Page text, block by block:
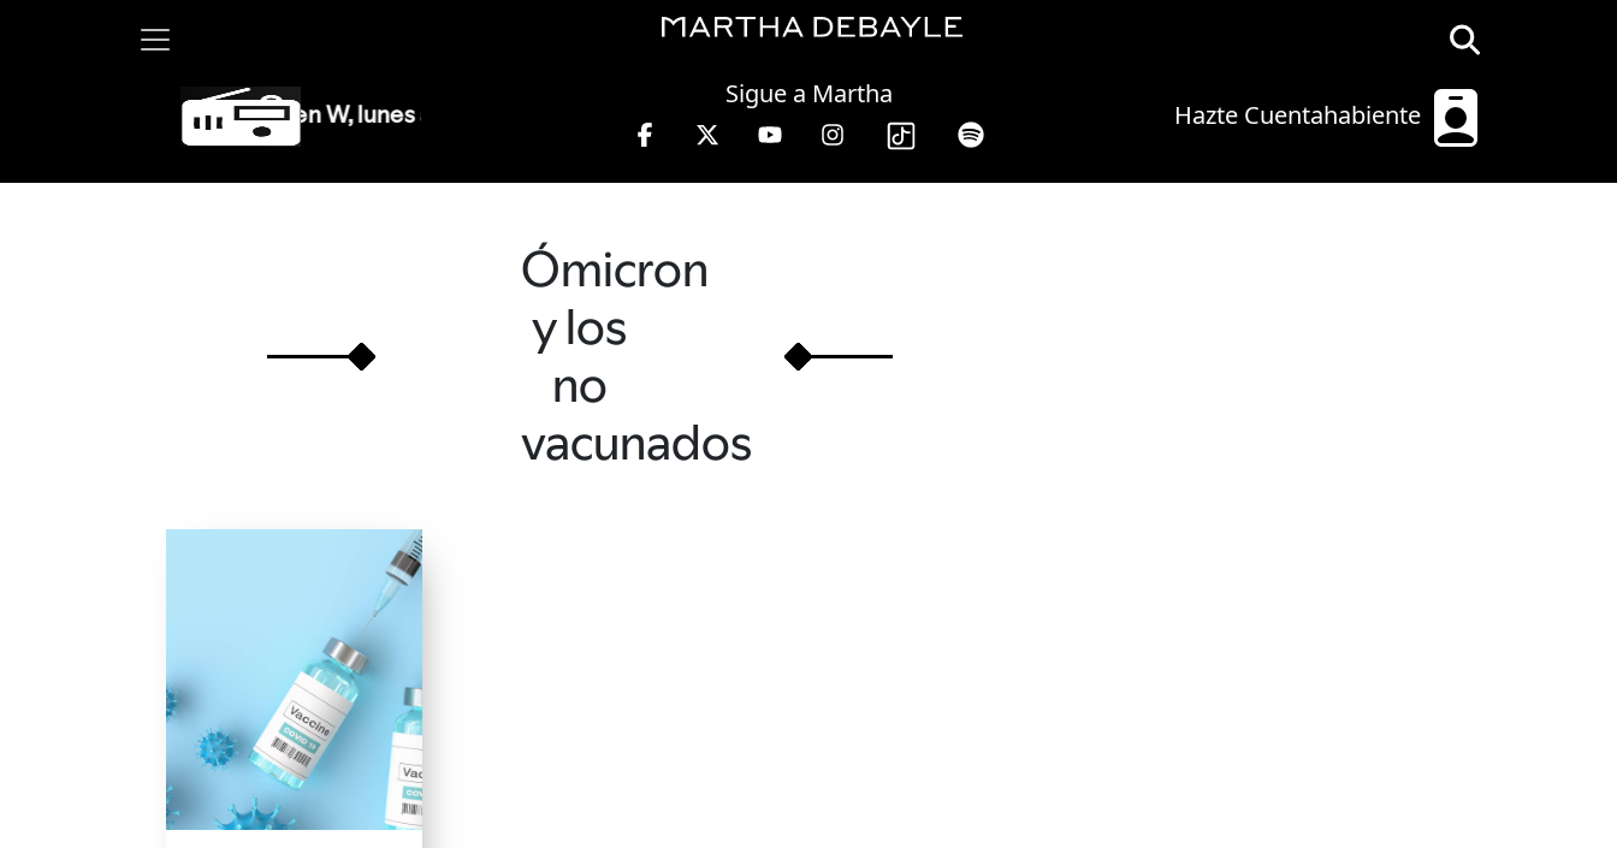
Hazte Cuentahabiente
Sigue a Martha
Martha Debayle en W, lunes a viernes de 10 a 13 hrs.
Ómicron
y los
no
vacunados